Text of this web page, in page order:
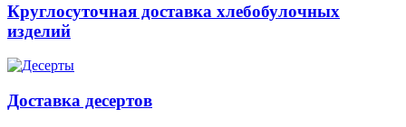
Круглосуточная доставка хлебобулочных
изделий
Доставка десертов